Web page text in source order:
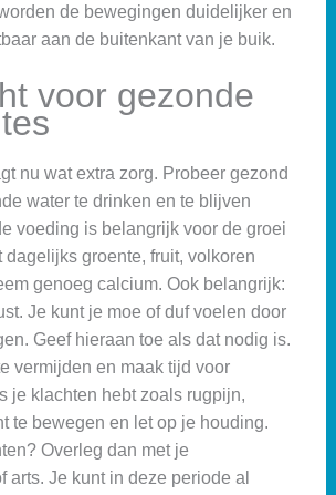
de bewegingen duidelijker en
aan de buitenkant van je buik.
voor gezonde
nu wat extra zorg. Probeer gezond
water te drinken en te blijven
voeding is belangrijk voor de groei
dagelijks groente, fruit, volkoren
genoeg calcium. Ook belangrijk:
Je kunt je moe of duf voelen door
Geef hieraan toe als dat nodig is.
vermijden en maak tijd voor
je klachten hebt zoals rugpijn,
te bewegen en let op je houding.
Overleg dan met je
arts. Je kunt in deze periode al